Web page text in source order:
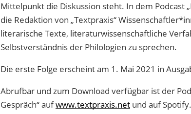
Mittelpunkt die Diskussion steht. In dem Podcast
die Redaktion von „Textpraxis“
literarische Texte, literaturwissenschaftliche
Selbstverständnis der Philologien zu sprechen.
Die erste Folge erscheint am 1. Mai 2021 in
Abrufbar und zum Download verfügbar ist der
Gespräch“ aufwww.textpraxis.net und auf Spotify.